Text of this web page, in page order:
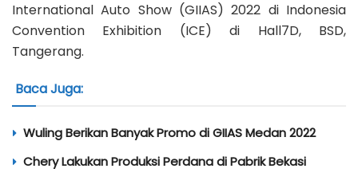
International Auto Show (GIIAS) 2022 di Indonesia
Convention Exhibition (ICE) di Hall7D, BSD,
Tangerang.
Baca Juga:
Wuling Berikan Banyak Promo di GIIAS Medan 2022
Chery Lakukan Produksi Perdana di Pabrik Bekasi